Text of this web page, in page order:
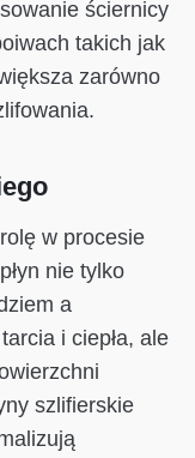
ściernicy
takich jak
zarówno
w procesie
nie tylko
a
i ciepła, ale
szlifierskie